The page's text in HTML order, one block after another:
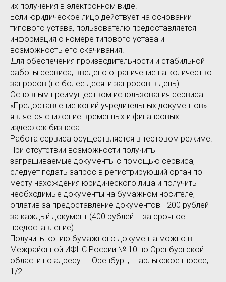
их получения в электронном виде.
Если юридическое лицо действует на основании
типового устава, пользователю предоставляется
информация о номере типового устава и
возможность его скачивания.
Для обеспечения производительности и стабильной
работы сервиса, введено ограничение на количество
запросов (не более десяти запросов в день).
Основным преимуществом использования сервиса
«Предоставление копий учредительных документов»
является снижение временных и финансовых
издержек бизнеса.
Работа сервиса осуществляется в тестовом режиме.
При отсутствии возможности получить
запрашиваемые документы с помощью сервиса,
следует подать запрос в регистрирующий орган по
месту нахождения юридического лица и получить
необходимые документы на бумажном носителе,
оплатив за предоставление документов - 200 рублей
за каждый документ (400 рублей – за срочное
предоставление).
Получить копию бумажного документа можно в
Межрайонной ИФНС России № 10 по Оренбургской
области по адресу: г. Оренбург, Шарлыкское шоссе,
1/2.